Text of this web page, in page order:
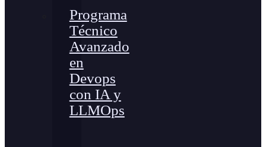
Programa
Técnico
Avanzado
en
Devops
con IA y
LLMOps